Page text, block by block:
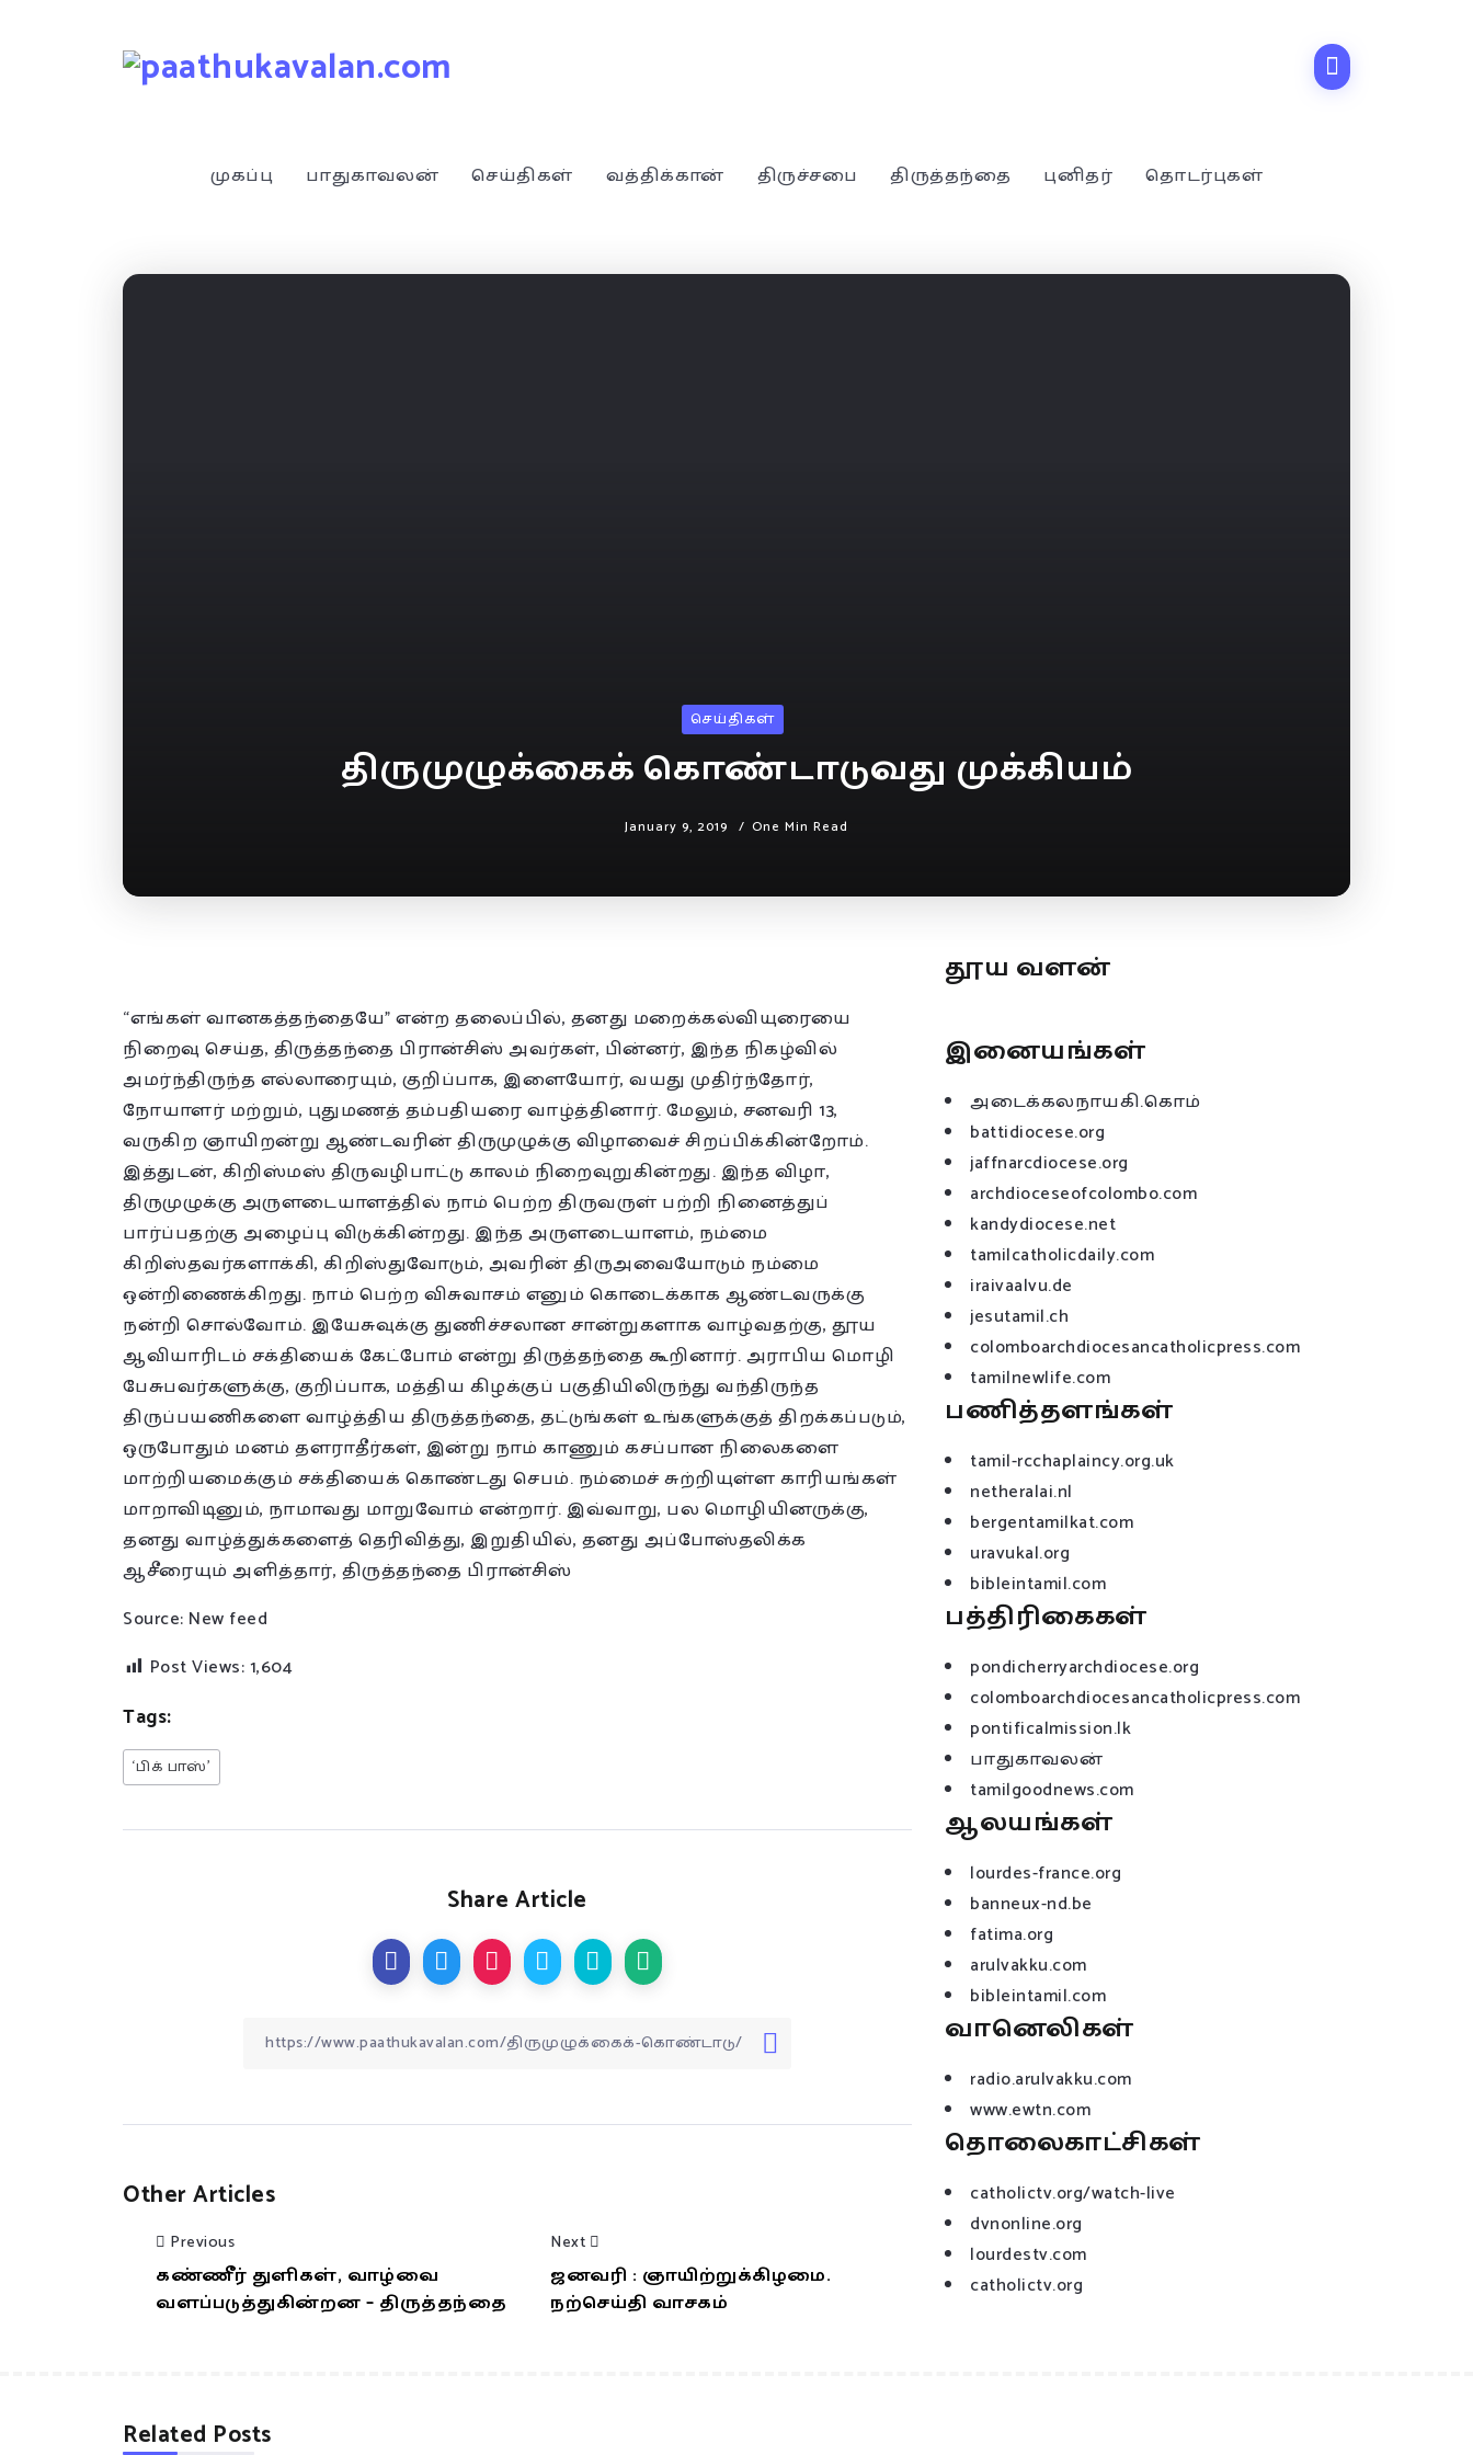
முகப்பு பாதுகாவலன் செய்திகள் வத்திக்கான் திருச்சபை திருத்தந்தை புனிதர் தொடர்புகள்
செய்திகள்
திருமுழுக்கைக் கொண்டாடுவது முக்கியம்
January 9, 2019 One Min Read
“எங்கள் வானகத்தந்தையே” என்ற தலைப்பில், தனது மறைக்கல்வியுரையை
நிறைவு செய்த, திருத்தந்தை பிரான்சிஸ் அவர்கள், பின்னர், இந்த நிகழ்வில்
அமர்ந்திருந்த எல்லாரையும், குறிப்பாக, இளையோர், வயது முதிர்ந்தோர்,
நோயாளர் மற்றும், புதுமணத் தம்பதியரை வாழ்த்தினார். மேலும், சனவரி 13,
வருகிற ஞாயிறன்று ஆண்டவரின் திருமுழுக்கு விழாவைச் சிறப்பிக்கின்றோம்.
இத்துடன், கிறிஸ்மஸ் திருவழிபாட்டு காலம் நிறைவுறுகின்றது. இந்த விழா,
திருமுழுக்கு அருளடையாளத்தில் நாம் பெற்ற திருவருள் பற்றி நினைத்துப்
பார்ப்பதற்கு அழைப்பு விடுக்கின்றது. இந்த அருளடையாளம், நம்மை
கிறிஸ்தவர்களாக்கி, கிறிஸ்துவோடும், அவரின் திருஅவையோடும் நம்மை
ஒன்றிணைக்கிறது. நாம் பெற்ற விசுவாசம் எனும் கொடைக்காக ஆண்டவருக்கு
நன்றி சொல்வோம். இயேசுவுக்கு துணிச்சலான சான்றுகளாக வாழ்வதற்கு, தூய
ஆவியாரிடம் சக்தியைக் கேட்போம் என்று திருத்தந்தை கூறினார். அராபிய மொழி
பேசுபவர்களுக்கு, குறிப்பாக, மத்திய கிழக்குப் பகுதியிலிருந்து வந்திருந்த
திருப்பயணிகளை வாழ்த்திய திருத்தந்தை, தட்டுங்கள் உங்களுக்குத் திறக்கப்படும்,
ஒருபோதும் மனம் தளராதீர்கள், இன்று நாம் காணும் கசப்பான நிலைகளை
மாற்றியமைக்கும் சக்தியைக் கொண்டது செபம். நம்மைச் சுற்றியுள்ள காரியங்கள்
மாறாவிடினும், நாமாவது மாறுவோம் என்றார். இவ்வாறு, பல மொழியினருக்கு,
தனது வாழ்த்துக்களைத் தெரிவித்து, இறுதியில், தனது அப்போஸ்தலிக்க
ஆசீரையும் அளித்தார், திருத்தந்தை பிரான்சிஸ்
Source: New feed
Post Views:1,604
Tags:
‘பிக் பாஸ்’
Share Article
Other Articles
Previous
கண்ணீர் துளிகள், வாழ்வை
வளப்படுத்துகின்றன – திருத்தந்தை
Next
ஜனவரி : ஞாயிற்றுக்கிழமை.
நற்செய்தி வாசகம்
தூய வளன்
இனையங்கள்
அடைக்கலநாயகி.கொம்
battidiocese.org
jaffnarcdiocese.org
archdioceseofcolombo.com
kandydiocese.net
tamilcatholicdaily.com
iraivaalvu.de
jesutamil.ch
colomboarchdiocesancatholicpress.com
tamilnewlife.com
பணித்தளங்கள்
tamil-rcchaplaincy.org.uk
netheralai.nl
bergentamilkat.com
uravukal.org
bibleintamil.com
பத்திரிகைகள்
pondicherryarchdiocese.org
colomboarchdiocesancatholicpress.com
pontificalmission.lk
பாதுகாவலன்
tamilgoodnews.com
ஆலயங்கள்
lourdes-france.org
banneux-nd.be
fatima.org
arulvakku.com
bibleintamil.com
வானெலிகள்
radio.arulvakku.com
www.ewtn.com
தொலைகாட்சிகள்
catholictv.org/watch-live
dvnonline.org
lourdestv.com
catholictv.org
Related Posts